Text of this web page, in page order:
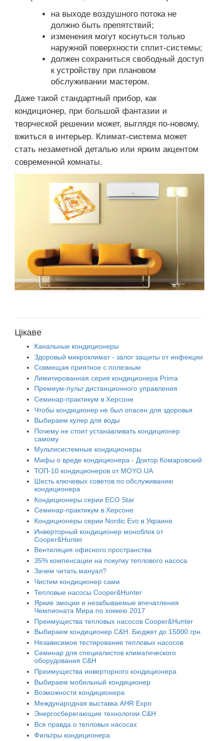
на выходе воздушного потока не
должно быть препятствий;
изменения могут коснуться только
наружной поверхности сплит-системы;
должен сохраниться свободный доступ
к устройству при плановом
обслуживании мастером.
Даже такой стандартный прибор, как
кондиционер, при большой фантазии и
творческой решении может, выглядя по-новому,
вжиться в интерьер. Климат-системаможет
стать незаметной деталью или ярким акцентом
современной комнаты.
Цікаве
Канальные кондиционеры
Здоровый микроклимат - залог защиты от инфекции
Совмещая приятное с полезным
Лимитированная серия кондиционера Prima
Премиум-пульт дистанционного управления
Семинар-практикум в Херсоне
Чтобы кондиционер не был опасен для здоровья
Выбираем кулер для воды
Почему не стоит устанавливать кондиционер
самому
Мультисистемные кондиционеры
Мифы о вреде кондиционера - Доктор Комаровский
ТОП-10 кондиционеров от MOYO.UA
Шесть ключевых советов по обслуживанию
кондиционера
Кондиционеры серии ECO Star
Семинар-практикум в Херсоне
Кондиционеры серии Nordic Evo в Украине
Инверторный кондиционер моноблок от
Cooper&Hunter
Вентиляция офисного пространства
35% компенсации на покупку теплового насоса
Зачем читать мануал?
Чистим кондиционер сами
Тепловые насосы Cooper&Hunter
Яркие эмоции и незабываемые впечатления
Чемпионата Мира по хоккею 2017
Преимущества тепловых насосов Cooper&Hunter
Выбираем кондиционер C&H. Бюджет до 15000 грн.
Независимое тестирование тепловых насосов
Семинар для специалистов климатического
оборудования C&H
Преимущества инверторного кондиционера
Выбираем мобильный кондиционер
Возможности кондиционера
Международная выставка AHR Expo
Энергосберегающие технологии C&H
Вся правда о тепловых насосах
Фильтры кондиционера